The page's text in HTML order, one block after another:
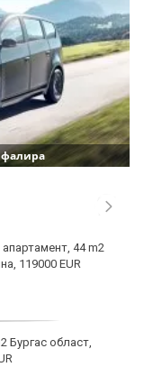
фалира
44 m2
119000 EUR
Бургас област,